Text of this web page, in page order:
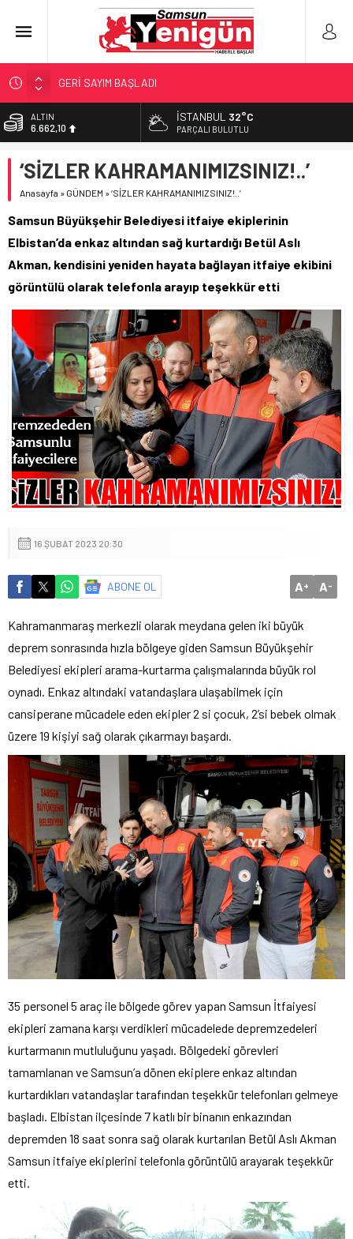
GERİ SAYIM BAŞLADI
SAMSUNSPOR’DA HEDEF 5’İNCİLİK!
‘BAFRA’YA YATIRIM YAPIN!’
YÖNETİCİ SEÇERKEN YAPILAN EN BÜYÜK HATALAR
ALTIN
6.662,10
13.779,39
DOLAR
55,1824
İSTANBUL 32°C
PARÇALI BULUTLU
‘SİZLER KAHRAMANIMIZSINIZ!..’
Anasayfa » GÜNDEM »‘SİZLER KAHRAMANIMIZSINIZ!..’
Samsun Büyükşehir Belediyesi itfaiye ekiplerinin
Elbistan’da enkaz altından sağ kurtardığı Betül Aslı
Akman, kendisini yeniden hayata bağlayan itfaiye ekibini
görüntülü olarak telefonla arayıp teşekkür etti
16 ŞUBAT 2023 20:30
ABONE OL A+ A-
Kahramanmaraş merkezli olarak meydana gelen iki büyük
deprem sonrasında hızla bölgeye giden Samsun Büyükşehir
Belediyesi ekipleri arama-kurtarma çalışmalarında büyük rol
oynadı. Enkaz altındaki vatandaşlara ulaşabilmek için
cansiperane mücadele eden ekipler 2 si çocuk, 2’si bebek olmak
üzere 19 kişiyi sağ olarak çıkarmayı başardı.
35 personel 5 araç ile bölgede görev yapan Samsun İtfaiyesi
ekipleri zamana karşı verdikleri mücadelede depremzedeleri
kurtarmanın mutluluğunu yaşadı. Bölgedeki görevleri
tamamlanan ve Samsun’a dönen ekiplere enkaz altından
kurtardıkları vatandaşlar tarafından teşekkür telefonları gelmeye
başladı. Elbistan ilçesinde 7 katlı bir binanın enkazından
depremden 18 saat sonra sağ olarak kurtarılan Betül Aslı Akman
Samsun itfaiye ekiplerini telefonla görüntülü arayarak teşekkür
etti.